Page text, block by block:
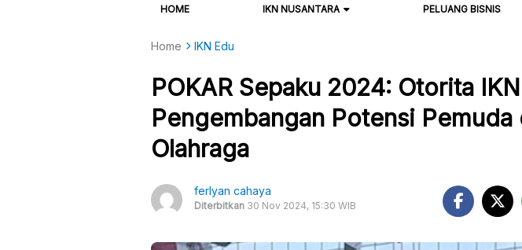
HOME IKN NUSANTARA PELUANG BISNIS
Home IKN Edu
POKAR Sepaku 2024: Otorita
Pengembangan Potensi Pemuda
Olahraga
ferlyan cahaya
Diterbitkan 30 Nov 2024, 15:30 WIB